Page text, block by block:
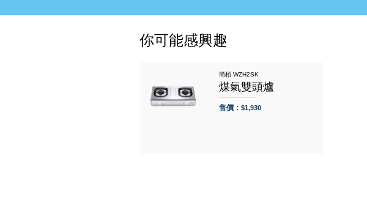
你可能感興趣
簡栢 WZH2SK
煤氣雙頭爐
售價： $1,930